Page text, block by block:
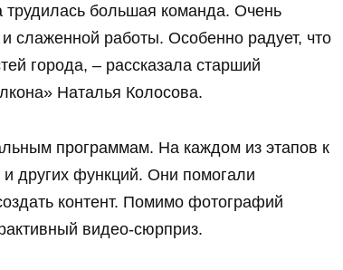
трудилась большая команда. Очень
слаженной работы. Особенно радует, что
города, – рассказала старший
Наталья Колосова.
программам. На каждом из этапов к
других функций. Они помогали
контент. Помимо фотографий
видео-сюрприз.